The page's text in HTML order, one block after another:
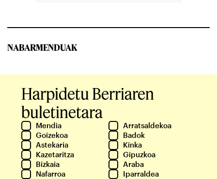
NABARMENDUAK
Harpidetu Berriaren
buletinetara
Mendia
Arratsaldekoa
Goizekoa
Badok
Astekaria
Kinka
Kazetaritza
Gipuzkoa
Bizkaia
Araba
Nafarroa
Iparraldea